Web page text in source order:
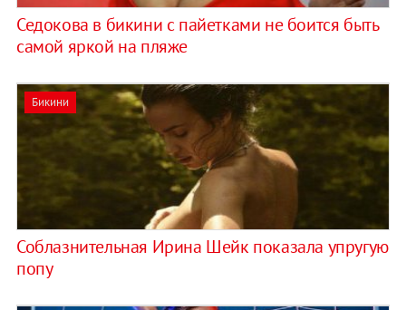
Седокова в бикини с пайетками не боится быть
самой яркой на пляже
Бикини
Соблазнительная Ирина Шейк показала упругую
попу